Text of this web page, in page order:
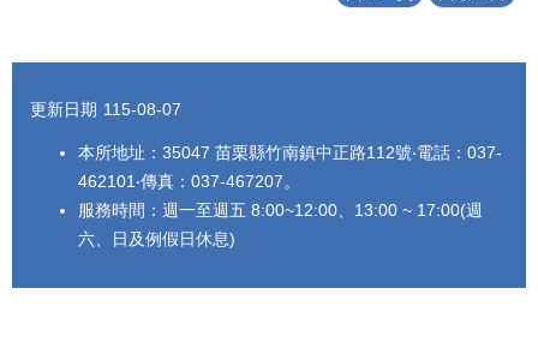
:::
更新日期 115-08-07
本所地址：35047 苗栗縣竹南鎮中正路112號‧電話：037-
462101‧傳真：037-467207。
服務時間：週一至週五 8:00~12:00、13:00 ~ 17:00(週
六、日及例假日休息)